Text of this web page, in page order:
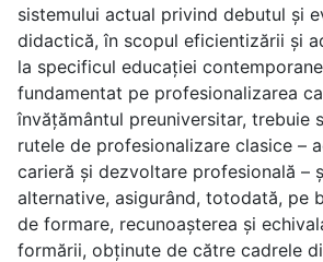
sistemului actual privind debutul și
didactică, în scopul eficientizării și
la specificul educației
fundamentat pe profesionalizarea
învățământul preuniversitar, trebuie
rutele de profesionalizare clasice –
carieră și dezvoltare profesională –
alternative, asigurând, totodată, pe
de formare, recunoașterea și
formării, obținute de către cadrele